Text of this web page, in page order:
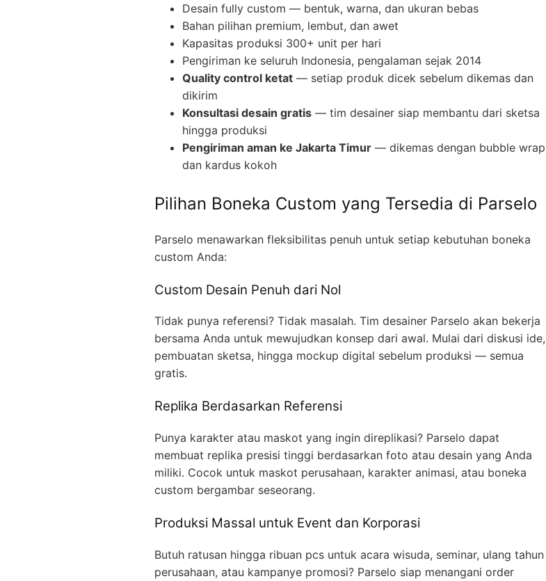
Desain fully custom — bentuk, warna, dan ukuran bebas
Bahan pilihan premium, lembut, dan awet
Kapasitas produksi 300+ unit per hari
Pengiriman ke seluruh Indonesia, pengalaman sejak 2014
Quality control ketat — setiap produk dicek sebelum dikemas dan
dikirim
Konsultasi desain gratis — tim desainer siap membantu dari sketsa
hingga produksi
Pengiriman aman ke Jakarta Timur — dikemas dengan bubble wrap
dan kardus kokoh
Pilihan Boneka Custom yang Tersedia di Parselo
Parselo menawarkan fleksibilitas penuh untuk setiap kebutuhan boneka
custom Anda:
Custom Desain Penuh dari Nol
Tidak punya referensi? Tidak masalah. Tim desainer Parselo akan bekerja
bersama Anda untuk mewujudkan konsep dari awal. Mulai dari diskusi ide,
pembuatan sketsa, hingga mockup digital sebelum produksi — semua
gratis.
Replika Berdasarkan Referensi
Punya karakter atau maskot yang ingin direplikasi? Parselo dapat
membuat replika presisi tinggi berdasarkan foto atau desain yang Anda
miliki. Cocok untuk maskot perusahaan, karakter animasi, atau boneka
custom bergambar seseorang.
Produksi Massal untuk Event dan Korporasi
Butuh ratusan hingga ribuan pcs untuk acara wisuda, seminar, ulang tahun
perusahaan, atau kampanye promosi? Parselo siap menangani order